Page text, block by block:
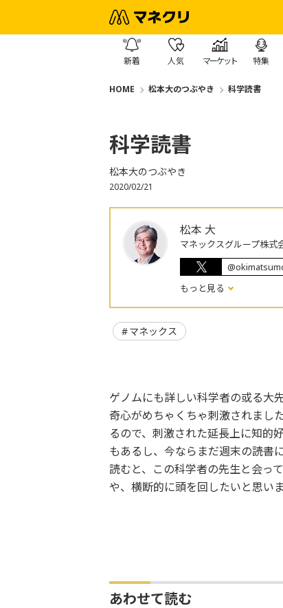
新着 人気 マーケット 特集
HOME 松本大のつぶやき 科学読書
科学読書
松本大のつぶやき
2020/02/21
松本 大
マネックスグループ株式
もっと見る
マネックス
ゲノムにも詳しい科学者の或る大
奇心がめちゃくちゃ刺激されまし
るので、刺激された延長上に知的
もあるし、今ならまだ週末の読書
読むと、この科学者の先生と会っ
や、横断的に頭を回したいと思い
あわせて読む